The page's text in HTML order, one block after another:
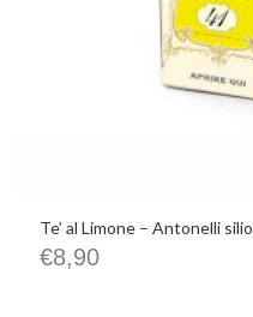
Te’ al Limone – Antonelli silio
€8,90